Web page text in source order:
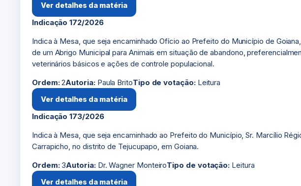
Ver detalhes da matéria
Indicação 172/2026
Indica à Mesa, que seja encaminhado Ofício ao Prefeito do Município de
de um Abrigo Municipal para Animais em situação de abandono,
veterinários básicos e ações de controle populacional.
Ordem:2Autoria:Paula BritoTipo de votação:Leitura
Ver detalhes da matéria
Indicação 173/2026
Indica à Mesa, que seja encaminhado ao Prefeito do Município, Sr. Marcílio
Carrapicho, no distrito de Tejucupapo, em Goiana.
Ordem:3Autoria:Dr. Wagner MonteiroTipo de votação: Leitura
Ver detalhes da matéria